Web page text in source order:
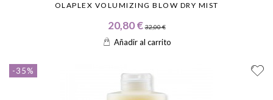
OLAPLEX VOLUMIZING BLOW DRY MIST
20,80 € 32,00 €
Añadir al carrito
-35%